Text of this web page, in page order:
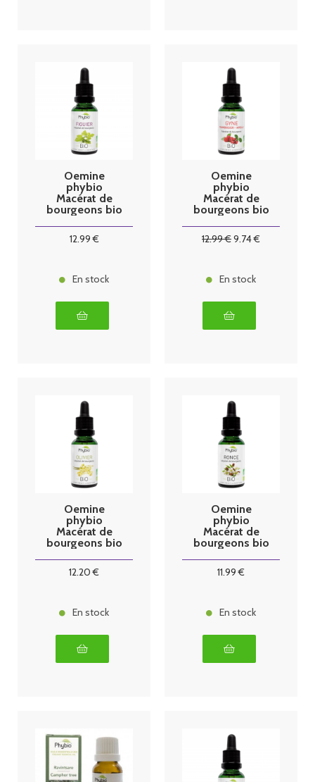
Oemine
phybio
Macérat de
bourgeons bio
12.99€
En stock
Oemine
phybio
Macérat de
bourgeons bio
12.99€9.74€
En stock
Oemine
phybio
Macérat de
bourgeons bio
12.20 €
En stock
Oemine
phybio
Macérat de
bourgeons bio
11.99 €
En stock